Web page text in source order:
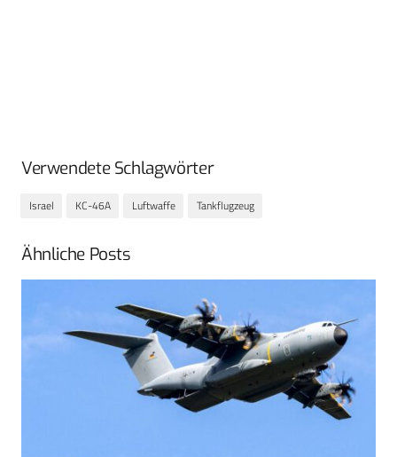
Verwendete Schlagwörter
Israel KC-46A Luftwaffe Tankflugzeug
Ähnliche Posts